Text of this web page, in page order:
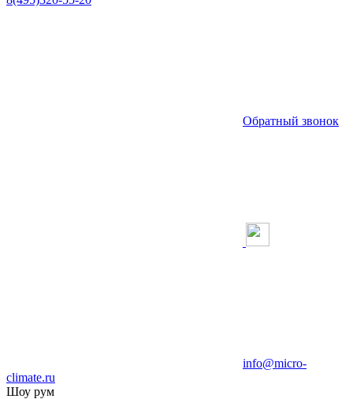
Обратный звонок
info@micro-
climate.ru
Шоу рум